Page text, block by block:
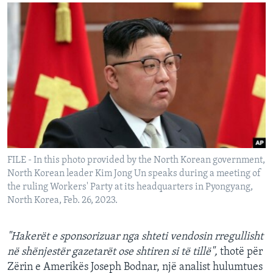
FILE - In this photo provided by the North Korean government,
North Korean leader Kim Jong Un speaks during a meeting of
the ruling Workers' Party at its headquarters in Pyongyang,
North Korea, Feb. 26, 2023.
"Hakerët e sponsorizuar nga shteti vendosin rregullisht
në shënjestër gazetarët ose shtiren si të tillë", thotë për
Zërin e Amerikës Joseph Bodnar, një analist hulumtues